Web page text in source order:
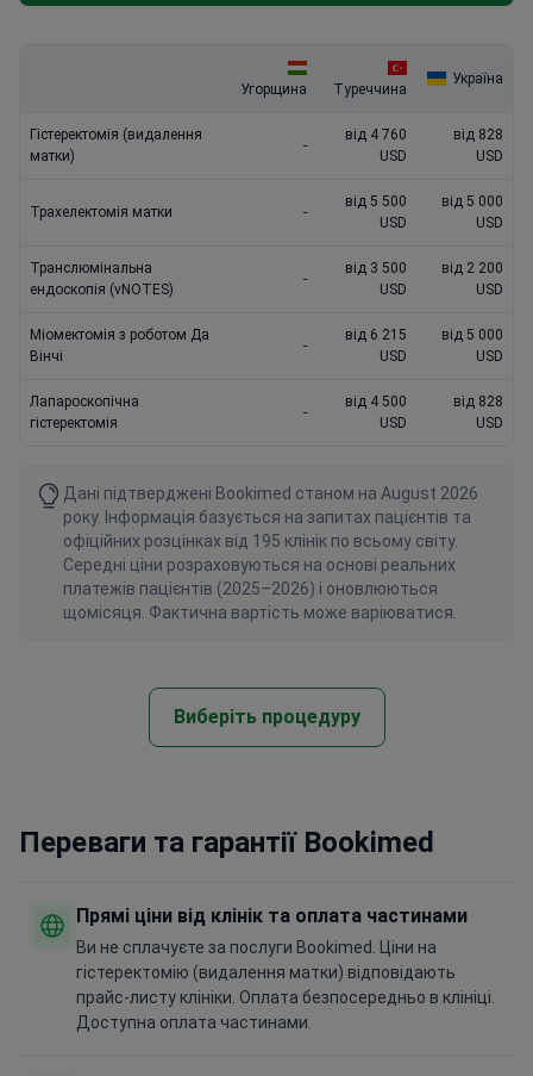
Угорщина Туреччина
Україна
Гістеректомія (видалення
матки)
-
від 4 760
USD
від 828
USD
Трахелектомія матки -
від 5 500
USD
від 5 000
USD
Транслюмінальна
ендоскопія (vNOTES)
-
від 3 500
USD
від 2 200
USD
Міомектомія з роботом Да
Вінчі
-
від 6 215
USD
від 5 000
USD
Лапароскопічна
гістеректомія
-
від 4 500
USD
від 828
USD
Дані підтверджені Bookimed станом на August 2026
року. Інформація базується на запитах пацієнтів та
офіційних розцінках від 195 клінік по всьому світу.
Середні ціни розраховуються на основі реальних
платежів пацієнтів (2025–2026) і оновлюються
щомісяця. Фактична вартість може варіюватися.
Виберіть процедуру
Переваги та гарантії Bookimed
Прямі ціни від клінік та оплата частинами
Ви не сплачуєте за послуги Bookimed. Ціни на
гістеректомію (видалення матки) відповідають
прайс-листу клініки. Оплата безпосередньо в клініці.
Доступна оплата частинами.